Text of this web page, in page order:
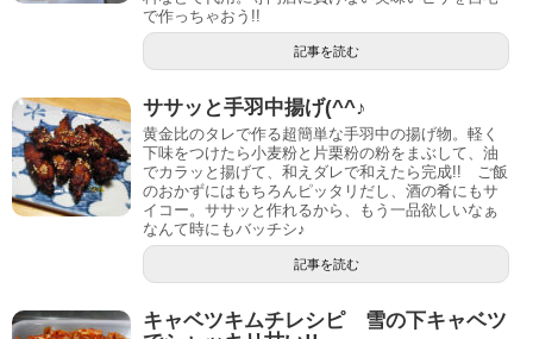
で作っちゃおう!!
記事を読む
ササッと手羽中揚げ(^^♪
黄金比のタレで作る超簡単な手羽中の揚げ物。軽く
下味をつけたら小麦粉と片栗粉の粉をまぶして、油
でカラッと揚げて、和えダレで和えたら完成!! ご飯
のおかずにはもちろんピッタリだし、酒の肴にもサ
イコー。ササッと作れるから、もう一品欲しいなぁ
なんて時にもバッチシ♪
記事を読む
キャベツキムチレシピ 雪の下キャベツ